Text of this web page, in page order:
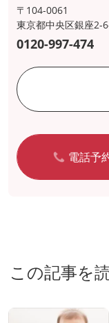
〒104-0061
東京都中央区銀座2-
0120-997-474
電話予
この記事を